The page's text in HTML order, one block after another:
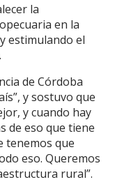
la
en la
estimulando el
de Córdoba
y sostuvo que
y cuando hay
de eso que tiene
tenemos que
eso. Queremos
rural”.